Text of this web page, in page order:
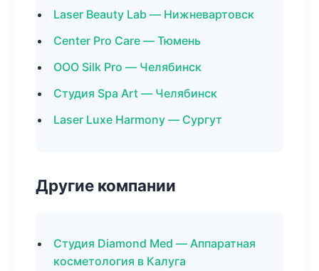
Laser Beauty Lab — Нижневартовск
Center Pro Care — Тюмень
ООО Silk Pro — Челябинск
Студия Spa Art — Челябинск
Laser Luxe Harmony — Сургут
Другие компании
Студия Diamond Med — Аппаратная
косметология в Калуга